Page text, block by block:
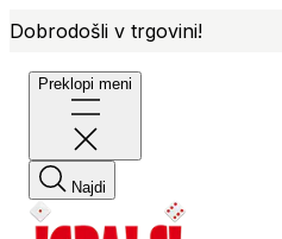
Dobrodošli v trgovini!
Preklopi meni
Najdi